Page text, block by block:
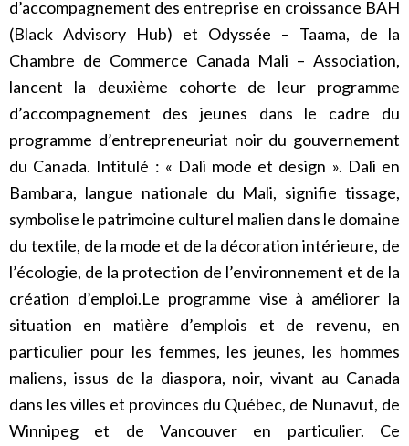
d’accompagnement des entreprise en croissance BAH
(Black Advisory Hub) et Odyssée – Taama, de la
Chambre de Commerce Canada Mali – Association,
lancent la deuxième cohorte de leur programme
d’accompagnement des jeunes dans le cadre du
programme d’entrepreneuriat noir du gouvernement
du Canada. Intitulé : « Dali mode et design ». Dali en
Bambara, langue nationale du Mali, signifie tissage,
symbolise le patrimoine culturel malien dans le domaine
du textile, de la mode et de la décoration intérieure, de
l’écologie, de la protection de l’environnement et de la
création d’emploi.Le programme vise à améliorer la
situation en matière d’emplois et de revenu, en
particulier pour les femmes, les jeunes, les hommes
maliens, issus de la diaspora, noir, vivant au Canada
dans les villes et provinces du Québec, de Nunavut, de
Winnipeg et de Vancouver en particulier. Ce